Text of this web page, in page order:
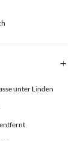
unter Linden